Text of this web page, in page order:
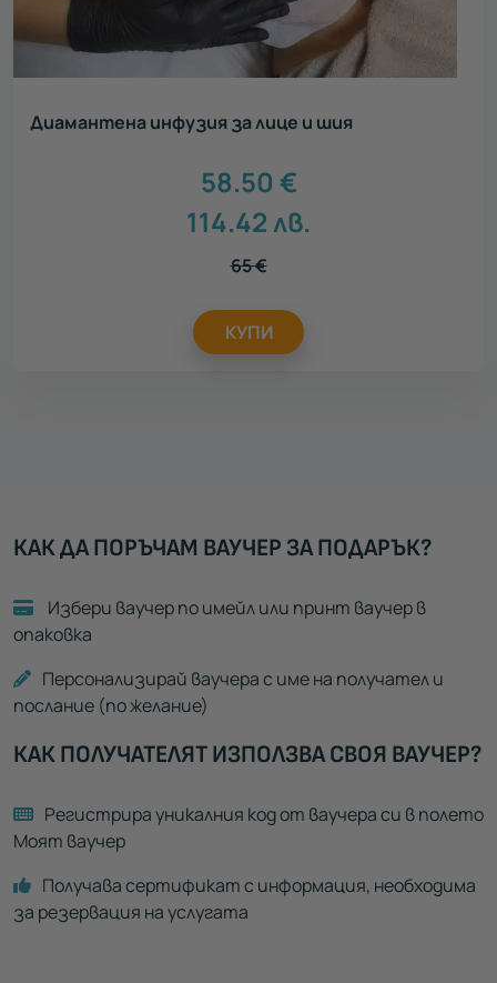
Диамантена инфузия за лице и шия
58.50 €
114.42лв.
65€
КУПИ
КАК ДА ПОРЪЧАМ ВАУЧЕР ЗА ПОДАРЪК?
Избери ваучер по имейл или принт ваучер в
опаковка
Персонализирай ваучера с име на получател и
послание (по желание)
КАК ПОЛУЧАТЕЛЯТ ИЗПОЛЗВА СВОЯ ВАУЧЕР?
Регистрира уникалния код от ваучера си в полето
Моят ваучер
Получава сертификат с информация, необходима
за резервация на услугата